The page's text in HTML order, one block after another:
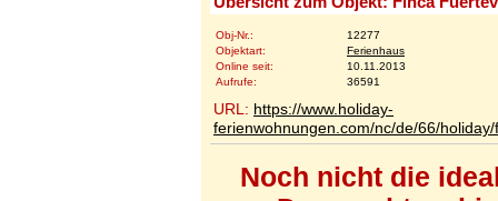
Obj-Nr.:
12277
Objektart:
Ferienhaus
Online seit:
10.11.2013
Aufrufe:
36591
URL: https://www.holiday-
ferienwohnungen.com/nc/de/66/
Noch nicht die